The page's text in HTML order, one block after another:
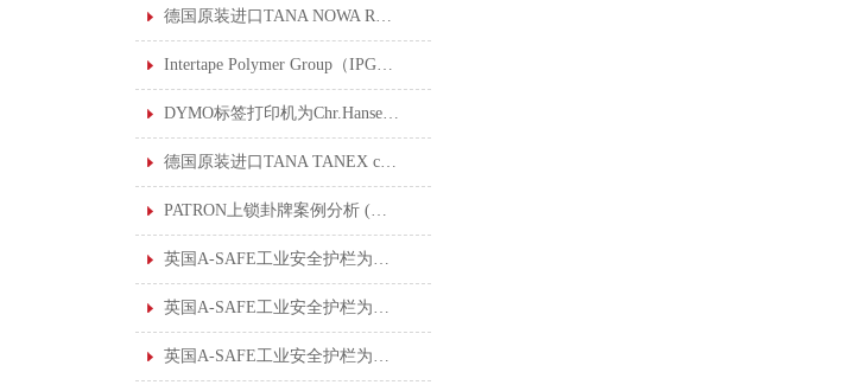
德国原装进口TANA NOWA RHE 720特耐工业用烟渍泡膜清洁剂
Intertape Polymer Group（IPG）公司使用SLICE陶瓷刀片安全刀具后，创30年来理想的安全记录
DYMO标签打印机为Chr.Hansen标签数字化转型
德国原装进口TANA TANEX ceram 特耐工业用陶瓷砖专用清洁剂
PATRON上锁卦牌案例分析 (六) : 钢厂准备挤压车维修
英国A-SAFE工业安全护栏为大型仓库创建安全工作环境
英国A-SAFE工业安全护栏为雀巢食品公司解决安全隔离及控制行人流量的问题
英国A-SAFE工业安全护栏为日本丰田汽车制造厂制定行人保护解决方案